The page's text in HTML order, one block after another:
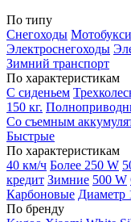
По типу
Снегоходы
Электроснегоходы
Зимний транспорт
По характеристикам
С сиденьем
150 кг.
Со съемным
Быстрые
По характеристикам
40 км/ч Более 250 W
кредит Зимние 500 W
Карбоновые Диаметр
По бренду